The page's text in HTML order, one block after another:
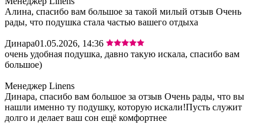
Алина, спасибо вам большое за такой милый отзыв Очень
рады, что подушка стала частью вашего отдыха
Динара01.05.2026, 14:36
очень удобная подушка, давно такую искала, спасибо вам
большое)
Менеджер Linens
Динара, спасибо вам большое за отзыв Очень рады, что вы
нашли именно ту подушку, которую искали!Пусть служит
долго и делает ваш сон ещё комфортнее